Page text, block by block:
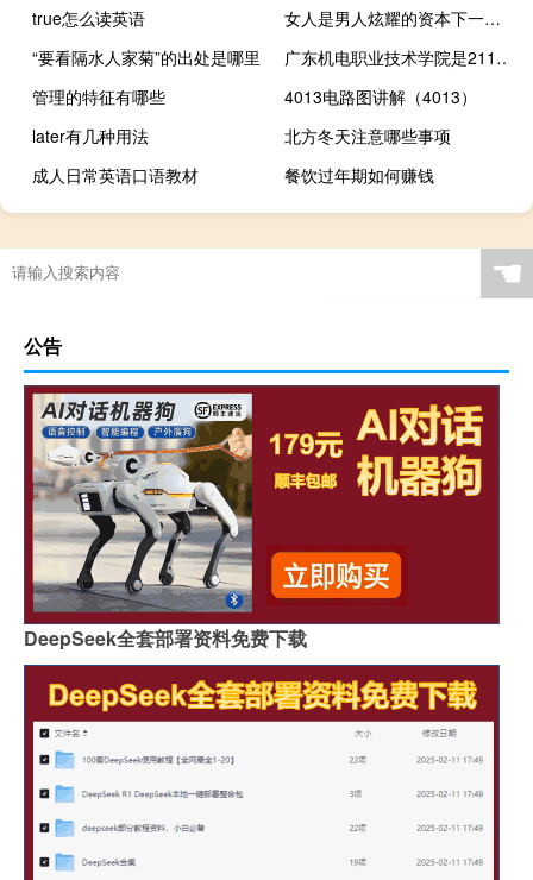
true怎么读英语
女人是男人炫耀的资本下一句是什么 你曾是我向别人炫耀的资本
“要看隔水人家菊”的出处是哪里
广东机电职业技术学院是211大学吗
管理的特征有哪些
4013电路图讲解（4013）
later有几种用法
北方冬天注意哪些事项
成人日常英语口语教材
餐饮过年期如何赚钱
☚
公告
DeepSeek全套部署资料免费下载